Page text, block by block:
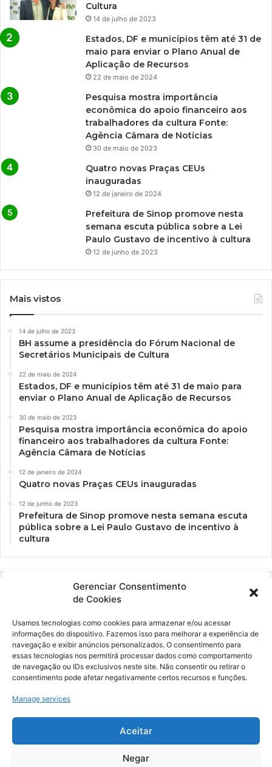
Gerenciar Consentimento
de Cookies
Usamos tecnologias como cookies para armazenar e/ou acessar
informações do dispositivo. Fazemos isso para melhorar a experiência de
navegação e exibir anúncios personalizados. O consentimento para
essas tecnologias nos permitirá processar dados como comportamento
de navegação ou IDs exclusivos neste site. Não consentir ou retirar o
consentimento pode afetar negativamente certos recursos e funções.
Manage services
Aceitar
Negar
Cultura
14 de julho de 2023
Estados, DF e municípios têm até 31 de
maio para enviar o Plano Anual de
Aplicação de Recursos
22 de maio de 2024
Pesquisa mostra importância
econômica do apoio financeiro aos
trabalhadores da cultura Fonte:
Agência Câmara de Notícias
30 de maio de 2023
Quatro novas Praças CEUs
inauguradas
12 de janeiro de 2024
Prefeitura de Sinop promove nesta
semana escuta pública sobre a Lei
Paulo Gustavo de incentivo à cultura
12 de junho de 2023
Mais vistos
14 de julho de 2023
BH assume a presidência do Fórum Nacional de
Secretários Municipais de Cultura
22 de maio de 2024
Estados, DF e municípios têm até 31 de maio para
enviar o Plano Anual de Aplicação de Recursos
30 de maio de 2023
Pesquisa mostra importância econômica do apoio
financeiro aos trabalhadores da cultura Fonte:
Agência Câmara de Notícias
12 de janeiro de 2024
Quatro novas Praças CEUs inauguradas
12 de junho de 2023
Prefeitura de Sinop promove nesta semana escuta
pública sobre a Lei Paulo Gustavo de incentivo à
cultura
Ockara é uma plataforma multicultural e criativa. Nossa proposta é
oferecer o máximo de ferramentas para realizadores e
gerenciadores de espaços criativos e culturais.
© Merak Produções Criativas. CNPJ: 39.155.931/0001-02.